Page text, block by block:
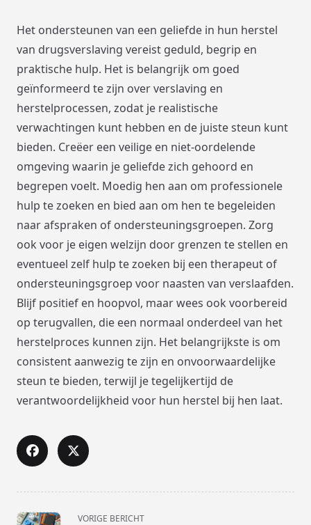
Het ondersteunen van een geliefde in hun herstel
van drugsverslaving vereist geduld, begrip en
praktische hulp. Het is belangrijk om goed
geïnformeerd te zijn over verslaving en
herstelprocessen, zodat je realistische
verwachtingen kunt hebben en de juiste steun kunt
bieden. Creëer een veilige en niet-oordelende
omgeving waarin je geliefde zich gehoord en
begrepen voelt. Moedig hen aan om professionele
hulp te zoeken en bied aan om hen te begeleiden
naar afspraken of ondersteuningsgroepen. Zorg
ook voor je eigen welzijn door grenzen te stellen en
eventueel zelf hulp te zoeken bij een therapeut of
ondersteuningsgroep voor naasten van verslaafden.
Blijf positief en hoopvol, maar wees ook voorbereid
op terugvallen, die een normaal onderdeel van het
herstelproces kunnen zijn. Het belangrijkste is om
consistent aanwezig te zijn en onvoorwaardelijke
steun te bieden, terwijl je tegelijkertijd de
verantwoordelijkheid voor hun herstel bij hen laat.
<span
VORIGE BERICHT